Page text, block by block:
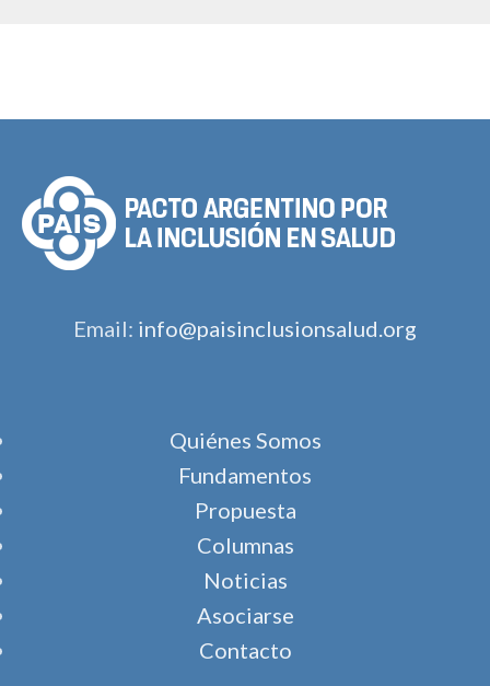
Email: info@paisinclusionsalud.org
Quiénes Somos
Fundamentos
Propuesta
Columnas
Noticias
Asociarse
Contacto